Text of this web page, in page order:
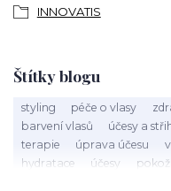
INNOVATIS
Štítky blogu
styling péče o vlasy
barvení vlasů
účesy a
terapie
úprava účesu
hydratace
účesy